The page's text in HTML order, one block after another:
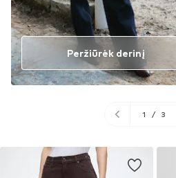
Peržiūrėk derinį
1 / 3